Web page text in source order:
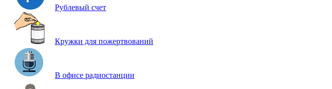
Рублевый счет
Кружки для пожертвований
В офисе радиостанции